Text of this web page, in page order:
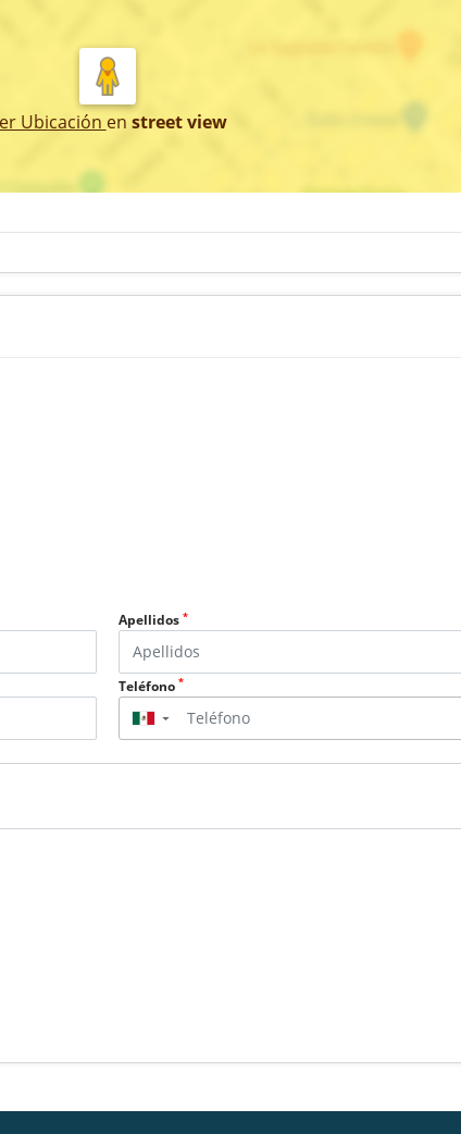
Ubicación en street view
Apellidos *
Teléfono *
▼